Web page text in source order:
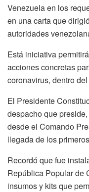
Venezuela en los
en una carta que
autoridades
Está iniciativa
acciones concretas
coronavirus, dentro
El Presidente
despacho que
desde el Comando
llegada de los
Recordó que fue
República Popular de
insumos y kits que